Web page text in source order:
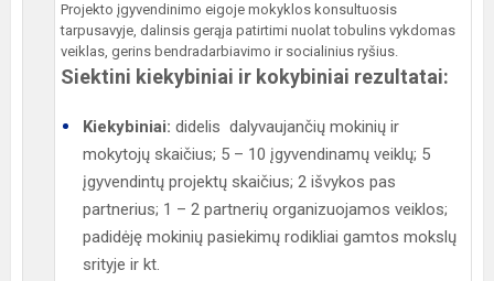
Projekto įgyvendinimo eigoje mokyklos konsultuosis
tarpusavyje, dalinsis gerąja patirtimi nuolat tobulins vykdomas
veiklas, gerins bendradarbiavimo ir socialinius ryšius.
Siektini kiekybiniai ir kokybiniai rezultatai:
Kiekybiniai: didelis dalyvaujančių mokinių ir
mokytojų skaičius; 5 – 10 įgyvendinamų veiklų; 5
įgyvendintų projektų skaičius; 2 išvykos pas
partnerius; 1 – 2 partnerių organizuojamos veiklos;
padidėję mokinių pasiekimų rodikliai gamtos mokslų
srityje ir kt.